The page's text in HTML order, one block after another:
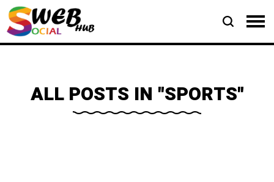
ALL POSTS IN "SPORTS"